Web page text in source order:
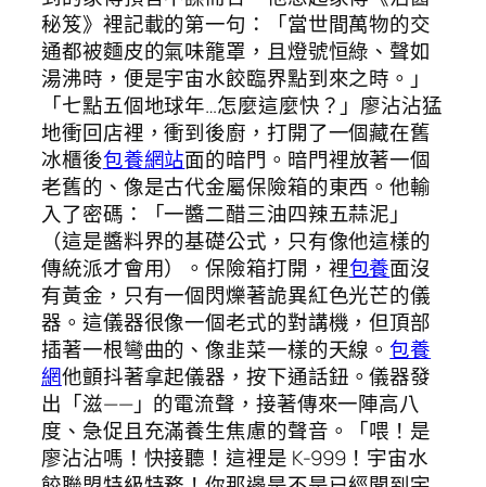
秘笈》裡記載的第一句：「當世間萬物的交
通都被麵皮的氣味籠罩，且燈號恒綠、聲如
湯沸時，便是宇宙水餃臨界點到來之時。」
「七點五個地球年…怎麼這麼快？」廖沾沾猛
地衝回店裡，衝到後廚，打開了一個藏在舊
冰櫃後包養網站面的暗門。暗門裡放著一個
老舊的、像是古代金屬保險箱的東西。他輸
入了密碼：「一醬二醋三油四辣五蒜泥」
（這是醬料界的基礎公式，只有像他這樣的
傳統派才會用）。保險箱打開，裡包養面沒
有黃金，只有一個閃爍著詭異紅色光芒的儀
器。這儀器很像一個老式的對講機，但頂部
插著一根彎曲的、像韭菜一樣的天線。包養
網他顫抖著拿起儀器，按下通話鈕。儀器發
出「滋——」的電流聲，接著傳來一陣高八
度、急促且充滿養生焦慮的聲音。「喂！是
廖沾沾嗎！快接聽！這裡是 K-999！宇宙水